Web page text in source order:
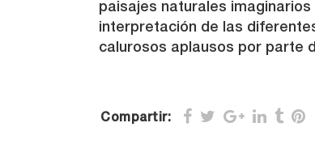
paisajes naturales
interpretación de las
calurosos aplausos por parte
Compartir: